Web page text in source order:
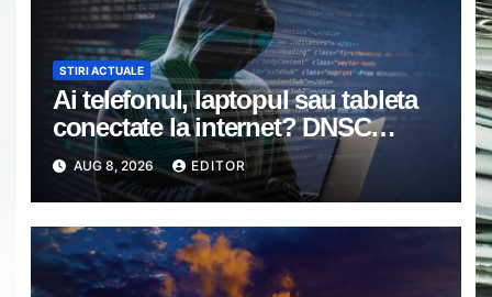
STIRI ACTUALE
Ai telefonul, laptopul sau tableta
conectate la internet? DNSC
avertizează asupra unui risc pe
care mulți utilizatori îl ignoră
AUG 8, 2026 EDITOR